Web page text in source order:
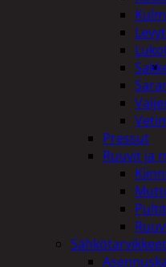
Pressut
Ruuvit ja
Pultit
Sähkötarvikkeet